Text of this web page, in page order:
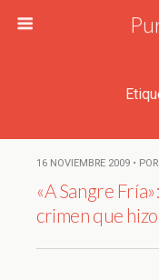
16 NOVIEMBRE 2009 •
«A Sangre
crimen que